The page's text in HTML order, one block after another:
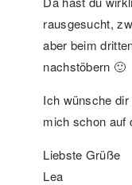
rausgesucht,
aber beim
nachstöbern 🙂
Ich wünsche
mich schon auf
Liebste Grüße
Lea